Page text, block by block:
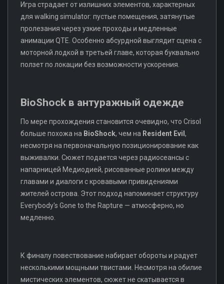
Игра страдает от излишних элементов, характерных
для walking simulator: пустые помещения, затянутые
пролезания через узкие проходы и медленные
анимации QTE. Особенно абсурдной выглядит сцена с
моторной лодкой в третьей главе, которая буквально
ползет по локации без возможности ускорения.
BioShock в антуражный одежде
По мере прохождения становится очевидно, что Crisol
больше похожа на BioShock, чем на Resident Evil ,
несмотря на первоначальную позиционирование как
выживалки. Сюжет подается через радиосеансы с
напарницей Медиодией, рисованные ролики между
главами и диалоги с кровавыми привидениями
жителей острова. Этот подход напоминает структуру
Everybody's Gone to the Rapture — атмосферно, но
медленно.
К финалу повествование набирает обороты и радует
несколькими мощными твистами. Несмотря на обилие
мистических элементов, сюжет не скатывается в